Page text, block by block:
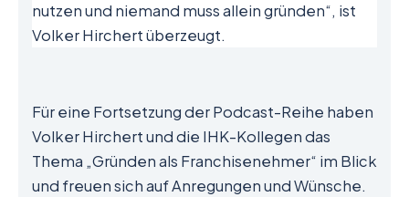
nutzen und niemand muss allein gründen“, ist
Volker Hirchert überzeugt.
Für eine Fortsetzung der Podcast-Reihe haben
Volker Hirchert und die IHK-Kollegen das
Thema „Gründen als Franchisenehmer“ im Blick
und freuen sich auf Anregungen und Wünsche.